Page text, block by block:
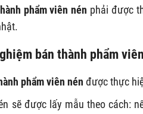
phẩm viên nén phải được
bán thành phẩm
phẩm viên nén được thực
sẽ được lấy mẫu theo cách: